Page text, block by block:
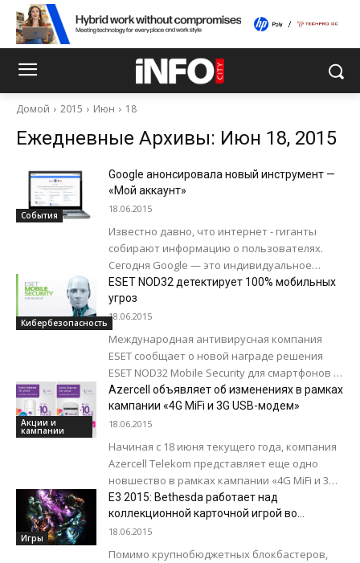
Домой 2015 Июн 18
Ежедневные Архивы: Июн 18, 2015
События
Google анонсировала новый инструмент —
«Мой аккаунт»
18.06.2015
Известно давно, что интернет - гиганты
собирают информацию о пользователях.
Сегодня Google — это индивидуальное
цифровое пространство для пользователя, и
если в ваш аккаунт...
Кибербезопасность
ESET NOD32 детектирует 100% мобильных
угроз
18.06.2015
Международная антивирусная компания
ESET сообщает о новой награде решения
ESET NOD32 Mobile Security для смартфонов и
планшетов. Продукт показал лучший
результат в сравнительном тестировании,...
Акции и
кампании
Azercell объявляет об изменениях в рамках
кампании «4G MiFi и 3G USB-модем»
18.06.2015
Начиная с 18 июня текущего года, компания
Azercell Telekom представляет еще одно
новшество в рамках кампании «4G MiFi и 3G
USB-модем». Теперь, после использования...
Игры
E3 2015: Bethesda работает над
коллекционной карточной игрой во
вселенной TES
18.06.2015
Помимо крупнобюджетных блокбастеров,